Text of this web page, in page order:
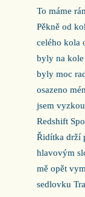
To máme
Pěkně od
celého kola
byly na kole
byly moc
osazeno
jsem
Redshift
Řidítka drží
hlavovým
mě opět
sedlovku